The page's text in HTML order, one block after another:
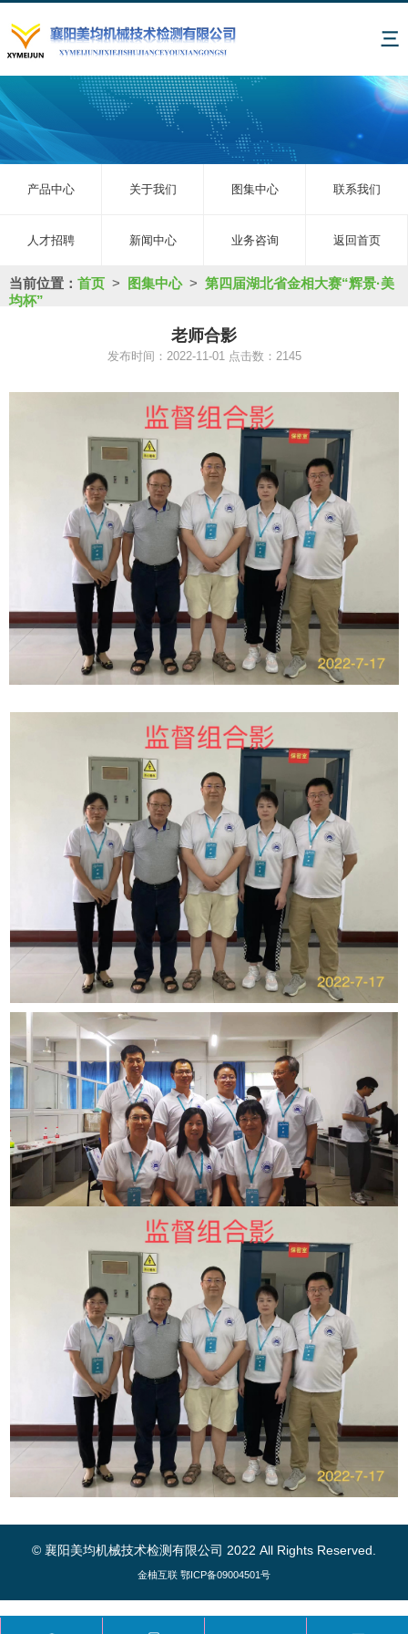
三
产品中心 关于我们 图集中心 联系我们
人才招聘 新闻中心 业务咨询 返回首页
当前位置： 首页 > 图集中心 > 第四届湖北省金相大赛“辉景·美
均杯”
老师合影
发布时间：2022-11-01 点击数：2145
© 襄阳美均机械技术检测有限公司 2022 All Rights Reserved.
金柚互联 鄂ICP备09004501号